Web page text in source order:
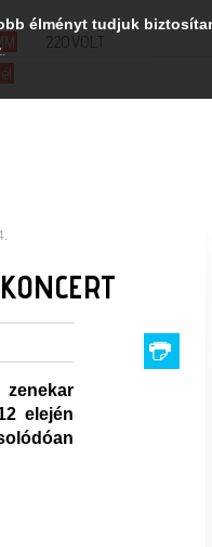
220VOLT
elején
élményt tudjuk